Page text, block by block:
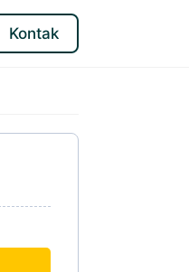
Kontak